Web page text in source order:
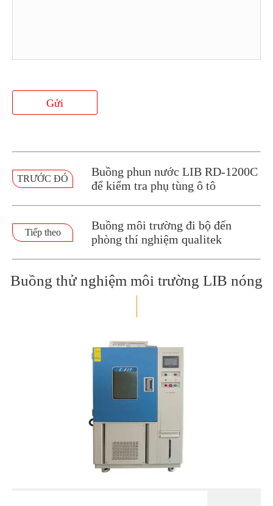
Gửi
TRƯỚC ĐÓ
Buồng phun nước LIB RD-1200C
để kiểm tra phụ tùng ô tô
Tiếp theo
Buồng môi trường đi bộ đến
phòng thí nghiệm qualitek
Buồng thử nghiệm môi trường LIB nóng